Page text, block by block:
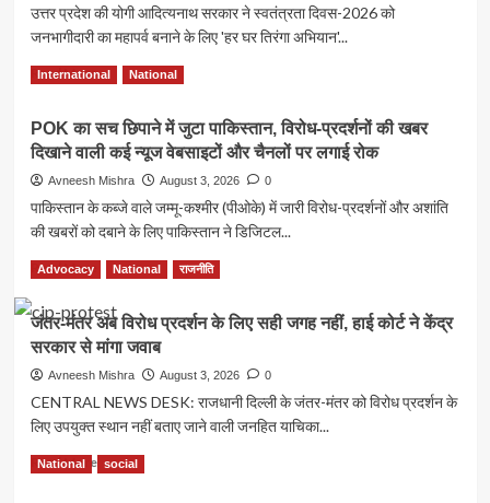
‘साधु-
संतों
कोई
नहीं’,
योगी
आदित्यनाथ
का
बड़ा
बयान
उत्तर प्रदेश की योगी आदित्यनाथ सरकार ने स्वतंत्रता दिवस-2026 को
जनभागीदारी का महापर्व बनाने के लिए 'हर घर तिरंगा अभियान'...
Read MoreRead
more
‘विद्यालय
बनेंगे
राष्ट्रभक्ति
सबसे
बड़े
हर
तिरंगा
अभियान
योगी
सरकार
देगी
उड़ान
International National
POK का सच छिपाने में जुटा पाकिस्तान, विरोध-प्रदर्शनों की खबर
दिखाने वाली कई न्यूज वेबसाइटों और चैनलों पर लगाई रोक
Avneesh Mishra August 3, 2026 0
पाकिस्तान के कब्जे वाले जम्मू-कश्मीर (पीओके) में जारी विरोध-प्रदर्शनों और अशांति
की खबरों को दबाने के लिए पाकिस्तान ने डिजिटल...
Read MoreRead
more
about
POK
का
सच
में
जुटा
विरोध-
Advocacy National राजनीति
जंतर-मंतर अब विरोध प्रदर्शन के लिए सही जगह नहीं, हाई कोर्ट ने केंद्र
सरकार से मांगा जवाब
Avneesh Mishra August 3, 2026 0
CENTRAL NEWS DESK: राजधानी दिल्ली के जंतर-मंतर को विरोध प्रदर्शन के
लिए उपयुक्त स्थान नहीं बताए जाने वाली जनहित याचिका...
Read MoreRead
more
National social